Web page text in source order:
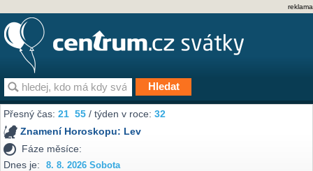
reklama
Přesný čas:21 55 / týden v roce:32
Znamení Horoskopu: Lev
Fáze měsíce:
Dnes je:
8. 8. 2026 Sobota